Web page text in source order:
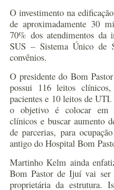
O investimento na
de aproximadamente 30
70% dos atendimentos da
SUS – Sistema Único de
convênios.
O presidente do Bom
possui 116 leitos
pacientes e 10 leitos de
o objetivo é colocar em
clínicos e buscar aumento
de parcerias, para
antigo do Hospital Bom
Martinho Kelm ainda
Bom Pastor de Ijuí vai ser
proprietária da estrutura.